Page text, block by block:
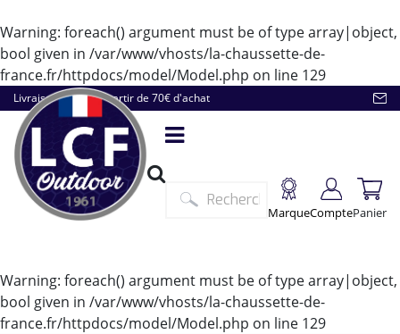
Warning: foreach() argument must be of type array|object,
bool given in /var/www/vhosts/la-chaussette-de-
france.fr/httpdocs/model/Model.php on line 129
Livraison offerte à partir de 70€ d'achat
MarqueComptePanier
Warning: foreach() argument must be of type array|object,
bool given in /var/www/vhosts/la-chaussette-de-
france.fr/httpdocs/model/Model.php on line 129